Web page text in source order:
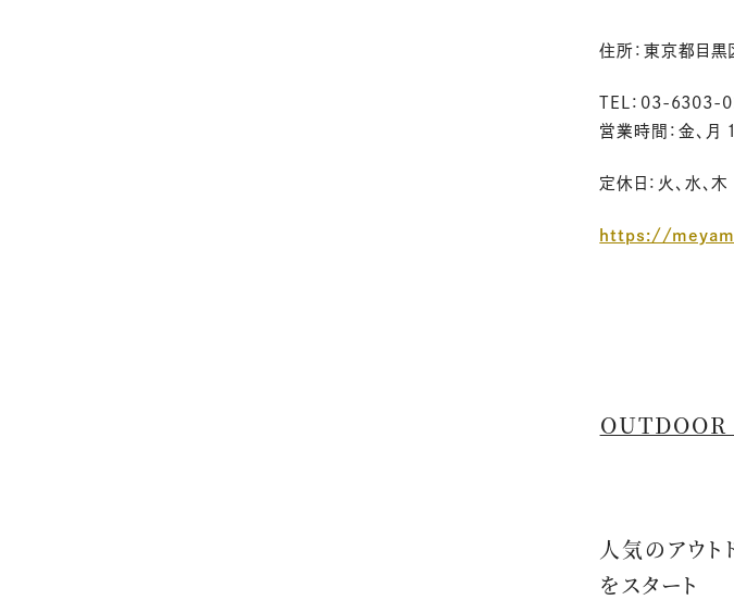
住所：東京都目
TEL：03-6303-
営業時間：金、
定休日：火、水、木
https://
人気のアウト
をスタート